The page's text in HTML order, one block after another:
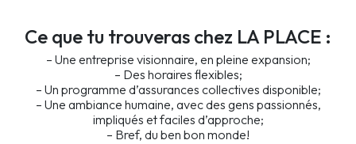
Ce que tu trouveras chez LA PLACE :
– Une entreprise visionnaire, en pleine expansion;
– Des horaires flexibles;
– Un programme d’assurances collectives disponible;
– Une ambiance humaine, avec des gens passionnés,
impliqués et faciles d’approche;
– Bref, du ben bon monde!